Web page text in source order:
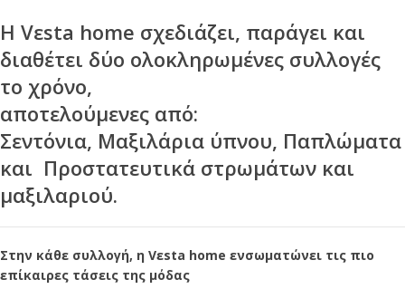
Η Vεsta home σχεδιάζει, παράγει και
διαθέτει δύο ολοκληρωμένες συλλογές
το χρόνο,
αποτελούμενες από:
Σεντόνια, Μαξιλάρια ύπνου, Παπλώματα
και Προστατευτικά στρωμάτων και
μαξιλαριού.
Στην κάθε συλλογή, η Vεsta home ενσωματώνει τις πιο
επίκαιρες τάσεις της μόδας